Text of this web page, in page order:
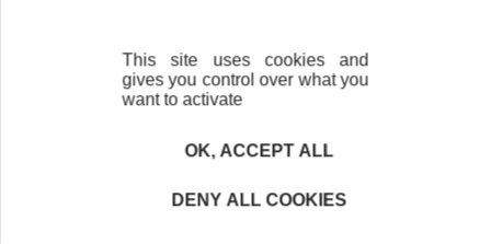
This site uses cookies and
gives you control over what you
want to activate
OK, ACCEPT ALL
DENY ALL COOKIES